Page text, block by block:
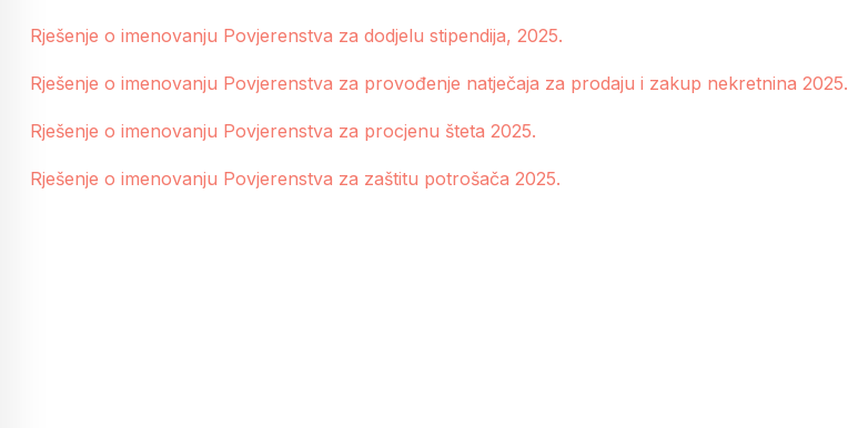
Rješenje o imenovanju Povjerenstva za dodjelu stipendija, 2025.
Rješenje o imenovanju Povjerenstva za provođenje natječaja za prodaju i zakup nekretnina 2025.
Rješenje o imenovanju Povjerenstva za procjenu šteta 2025.
Rješenje o imenovanju Povjerenstva za zaštitu potrošača 2025.